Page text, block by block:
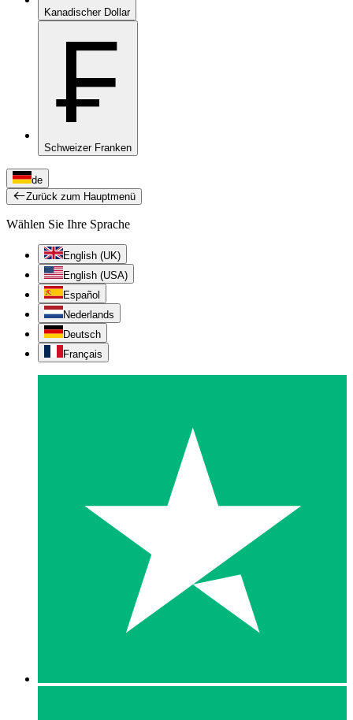
Kanadischer Dollar
₣
Schweizer Franken
de
Zurück zum Hauptmenü
Wählen Sie Ihre Sprache
English (UK)
English (USA)
Español
Nederlands
Deutsch
Français